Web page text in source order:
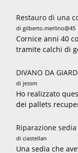
Restauro di una
di gilberto.merlino@45
Cornice anni 40
tramite calchi di
DIVANO DA
di jessm
Ho realizzato
dei pallets
Riparazione
di ciastellan
Una sedia che